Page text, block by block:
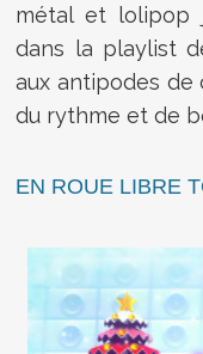
métal et lolipop
dans la playlist
aux antipodes de
du rythme et de
EN ROUE LIBRE